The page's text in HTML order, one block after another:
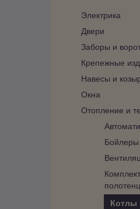
Электрика
Двери
Заборы и
Крепежные
Навесы и
Окна
Отопление и
Бойлеры
Котлы